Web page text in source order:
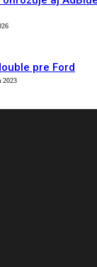
pre Ford
2023